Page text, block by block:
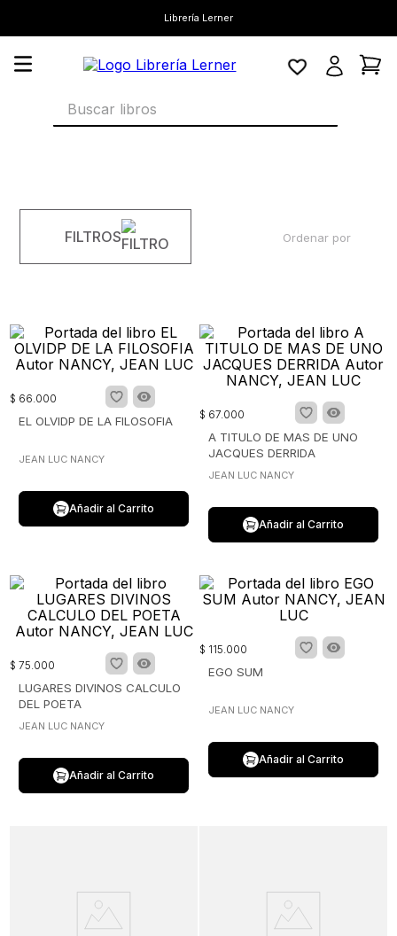
Librería Lerner
Buscar libros
FILTROS Ordenar por
$ 66.000
EL OLVIDP DE LA FILOSOFIA
JEAN LUC NANCY
Añadir al Carrito
$ 67.000
A TITULO DE MAS DE UNO
JACQUES DERRIDA
JEAN LUC NANCY
Añadir al Carrito
$ 75.000
LUGARES DIVINOS CALCULO
DEL POETA
JEAN LUC NANCY
Añadir al Carrito
$ 115.000
EGO SUM
JEAN LUC NANCY
Añadir al Carrito